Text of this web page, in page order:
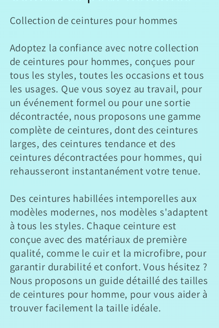
o
l
e
c
t
i
o
n
:
Collection de ceintures pour hommes
Adoptez la confiance avec notre collection
de ceintures pour hommes, conçues pour
tous les styles, toutes les occasions et tous
les usages. Que vous soyez au travail, pour
un événement formel ou pour une sortie
décontractée, nous proposons une gamme
complète de ceintures, dont des ceintures
larges, des ceintures tendance et des
ceintures décontractées pour hommes, qui
rehausseront instantanément votre tenue.
Des ceintures habillées intemporelles aux
modèles modernes, nos modèles s'adaptent
à tous les styles. Chaque ceinture est
conçue avec des matériaux de première
qualité, comme le cuir et la microfibre, pour
garantir durabilité et confort. Vous hésitez ?
Nous proposons un guide détaillé des tailles
de ceintures pour homme, pour vous aider à
trouver facilement la taille idéale.